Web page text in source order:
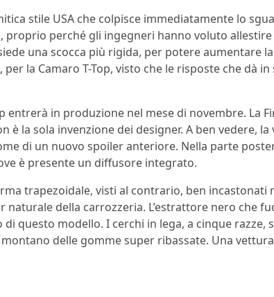
stile USA che colpisce immediatamente lo
proprio perché gli ingegneri hanno voluto
una scocca più rigida, per potere aumentare
la Camaro T-Top, visto che le risposte che dà
entrerà in produzione nel mese di novembre. La
è la sola invenzione dei designer. A ben vedere,
di un nuovo spoiler anteriore. Nella parte
è presente un diffusore integrato.
trapezoidale, visti al contrario, ben incastonati
naturale della carrozzeria. L’estrattore nero che
di questo modello. I cerchi in lega, a cinque razze,
delle gomme super ribassate. Una